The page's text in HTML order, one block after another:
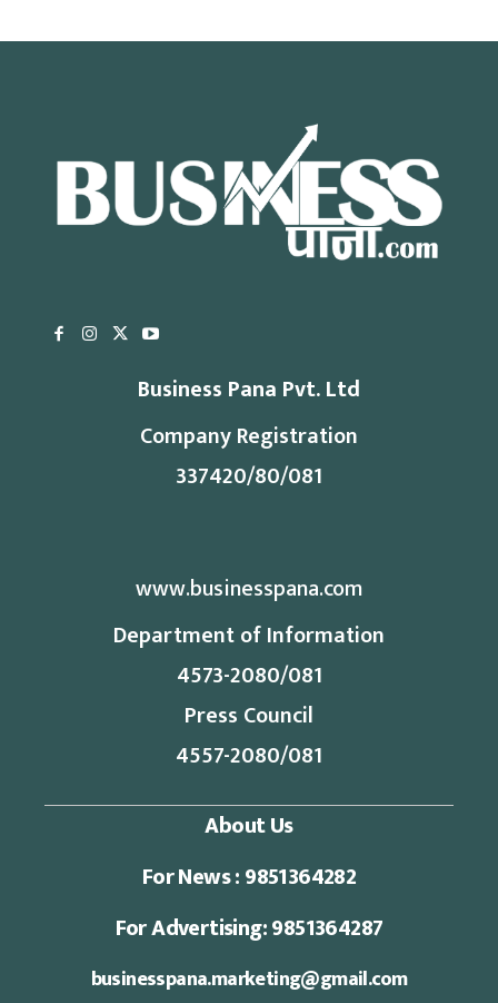
Business Pana Pvt. Ltd
Company Registration
337420/80/081
www.businesspana.com
Department of Information
4573-2080/081
Press Council
4557-2080/081
About Us
For News : 9851364282
For Advertising: 9851364287
businesspana.marketing@gmail.com